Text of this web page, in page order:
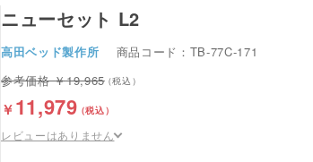
サポーター
衛生用品
ニューセット L2
高田ベッド製作所
商品コード：TB-77C-171
19,965
11,979
レビューはありません
ポスター・チラシ類
A-COMS